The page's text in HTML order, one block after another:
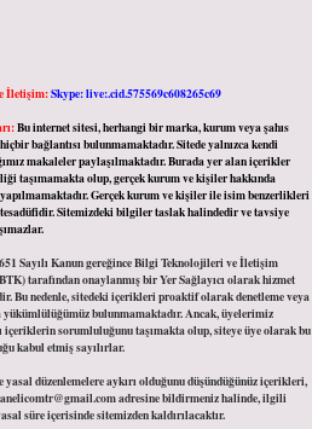
İletişim:Skype: live:.cid.575569c608265c69
Bu internet sitesi, herhangi bir marka, kurum veya şahıs
bağlantısı bulunmamaktadır. Sitede yalnızca kendi
makaleler paylaşılmaktadır. Burada yer alan içerikler
taşımamakta olup, gerçek kurum ve kişiler hakkında
Gerçek kurum ve kişiler ile isim benzerlikleri
Sitemizdeki bilgiler taslak halindedir ve tavsiye
Sayılı Kanun gereğince Bilgi Teknolojileri ve İletişim
tarafından onaylanmış bir Yer Sağlayıcı olarak hizmet
Bu nedenle, sitedeki içerikleri proaktif olarak denetleme veya
yükümlülüğümüz bulunmamaktadır. Ancak, üyelerimiz
içeriklerin sorumluluğunu taşımakta olup, siteye üye olarak bu
kabul etmiş sayılırlar.
yasal düzenlemelere aykırı olduğunu düşündüğünüz içerikleri,
adresine bildirmeniz halinde, ilgili
süre içerisinde sitemizden kaldırılacaktır.